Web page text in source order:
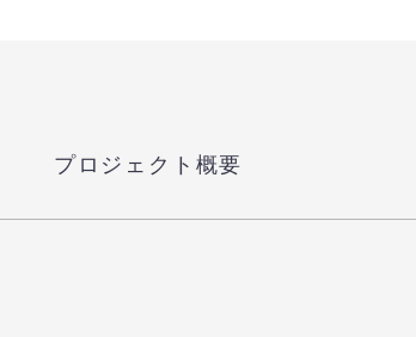
プロジェクト概要